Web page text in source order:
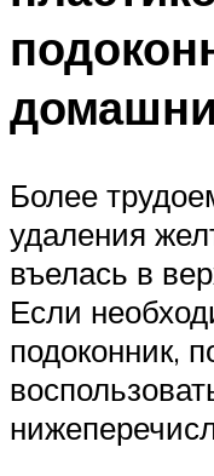
Более
удаления
въелась в
Если
подоконник,